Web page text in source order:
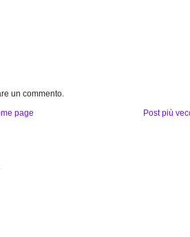
un commento.
Post più
page